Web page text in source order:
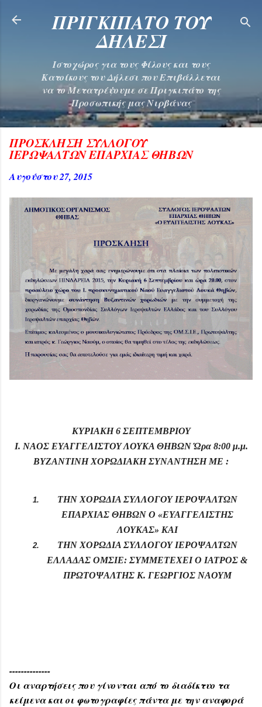
Μετάβαση στο κύριο περιεχόμενο
ΠΡΙΓΚΙΠΑΤΟ ΤΟΥ
ΔΗΛΕΣΙ
Ιστοχώρος για τους Φίλους και τους
Κατοίκους του Δήλεσι που Επιβάλλεται
να το Μετατρέψουμε σε Πριγκιπάτο της
Προσωπικής μας Νιρβάνας
ΠΡΟΣΚΛΗΣΗ ΣΥΛΛΟΓΟΥ
ΙΕΡΩΨΑΛΤΩΝ ΕΠΑΡΧΙΑΣ ΘΗΒΩΝ
Αυγούστου 27, 2015
ΚΥΡΙΑΚΗ 6 ΣΕΠΤΕΜΒΡΙΟΥ
Ι. ΝΑΟΣ ΕΥΑΓΓΕΛΙΣΤΟΥ ΛΟΥΚΑ ΘΗΒΩΝ Ώρα 8:00 μ.μ.
ΒΥΖΑΝΤΙΝΗ ΧΟΡΩΔΙΑΚΗ ΣΥΝΑΝΤΗΣΗ ΜΕ :
ΤΗΝ ΧΟΡΩΔΙΑ ΣΥΛΛΟΓΟΥ ΙΕΡΟΨΑΛΤΩΝ
ΕΠΑΡΧΙΑΣ ΘΗΒΩΝ Ο «ΕΥΑΓΓΕΛΙΣΤΗΣ
ΛΟΥΚΑΣ» ΚΑΙ
ΤΗΝ ΧΟΡΩΔΙΑ ΣΥΛΛΟΓΟΥ ΙΕΡΟΨΑΛΤΩΝ
ΕΛΛΑΔΑΣ ΟΜΣΙΕ: ΣΥΜΜΕΤΕΧΕΙ Ο ΙΑΤΡΟΣ &
ΠΡΩΤΟΨΑΛΤΗΣ Κ. ΓΕΩΡΓΙΟΣ ΝΑΟΥΜ
--------------
Οι αναρτήσεις που γίνονται από το διαδίκτυο τα
κείμενα και οι φωτογραφίες πάντα με την αναφορά